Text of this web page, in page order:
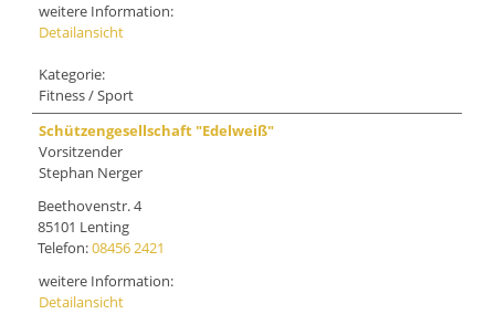
weitere Information:
Detailansicht
Kategorie:
Fitness / Sport
Schützengesellschaft "Edelweiß"
Vorsitzender
Stephan Nerger
Beethovenstr. 4
85101 Lenting
Telefon:08456 2421
weitere Information:
Detailansicht